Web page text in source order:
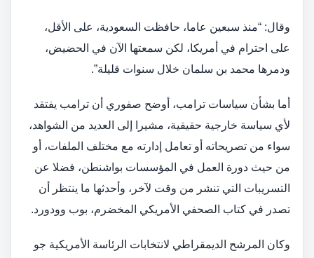
وقال: “منذ سبعين عاما، حافظت السعودية، على الأقل،
على احترام في أمريكا، لكن سمعتها الآن في الحضيض،
ودمرها محمد بن سلمان خلال سنوات قليلة”.
أما بشأن سياسات ترامب، أوضح صفوري أن ترامب يفتقد
لأي سياسة خارجية حقيقية، مشيرا إلى العديد من الشواهد،
سواء من تصريحاته أو تعامل إدارته مع مختلف الملفات، أو
من حيث دورة العمل في المؤسسات بواشنطن، فضلا عن
التسريبات التي تنشر من وقت لآخر، وأحدثها ما ينتظر أن
تصدر في كتاب الصحفي الأمريكي المخضرم، بوب وودورد.
وكان المرشح الديمقراطي لانتخابات الرئاسة الأمريكية جو